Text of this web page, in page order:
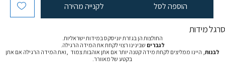
הוספה לסל לקנייה מהירה
סרגל מידות
החולצות הן בגזרת יוניסקס במידות ישראליות.
לגברים שבינינו רצוי לקחת את המידה הרגילה.
לבנות, היינו ממליצים לקחת מידה קטנה יותר אם אתן אוהבות צמוד ,ואת המידה הרגילה אם אתן
בקטע של מאוורר.